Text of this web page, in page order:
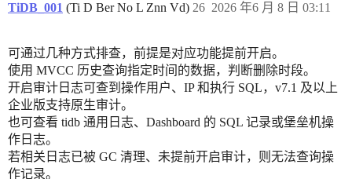
TiDB_001 (Ti D Ber No L Znn Vd) 2026 年6 月 8 日 03:11
26
可通过几种方式排查，前提是对应功能提前开启。
使用 MVCC 历史查询指定时间的数据，判断删除时段。
开启审计日志可查到操作用户、IP 和执行 SQL，v7.1 及以上
企业版支持原生审计。
也可查看 tidb 通用日志、Dashboard 的 SQL 记录或堡垒机操
作日志。
若相关日志已被 GC 清理、未提前开启审计，则无法查询操
作记录。